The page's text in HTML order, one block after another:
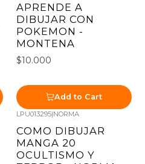
APRENDE A
DIBUJAR CON
POKEMON -
MONTENA
$10.000
Add to Cart
LPU013295|NORMA
COMO DIBUJAR
MANGA 20
OCULTISMO Y